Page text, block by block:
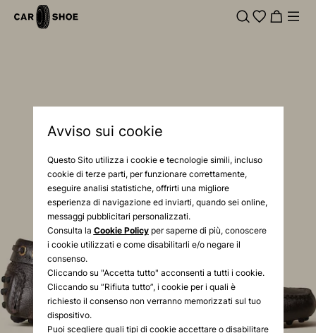
Avviso sui cookie
Questo Sito utilizza i cookie e tecnologie simili, incluso
cookie di terze parti, per funzionare correttamente,
eseguire analisi statistiche, offrirti una migliore
esperienza di navigazione ed inviarti, quando sei online,
messaggi pubblicitari personalizzati.
Consulta la Cookie Policyper saperne di più, conoscere
i cookie utilizzati e come disabilitarli e/o negare il
consenso.
Cliccando su "Accetta tutto" acconsenti a tutti i cookie.
Cliccando su “Rifiuta tutto”, i cookie per i quali è
richiesto il consenso non verranno memorizzati sul tuo
dispositivo.
Puoi scegliere quali tipi di cookie accettare o disabilitare